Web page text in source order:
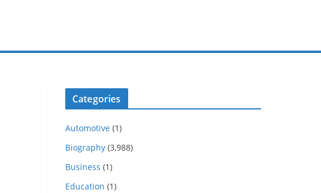
Categories
Automotive (1)
Biography (3,988)
Business (1)
Education (1)